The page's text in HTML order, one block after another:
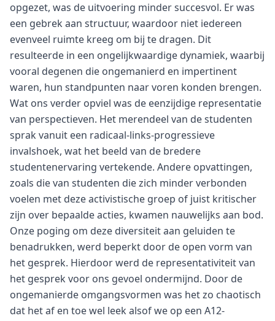
opgezet, was de uitvoering minder succesvol. Er was
een gebrek aan structuur, waardoor niet iedereen
evenveel ruimte kreeg om bij te dragen. Dit
resulteerde in een ongelijkwaardige dynamiek, waarbij
vooral degenen die ongemanierd en impertinent
waren, hun standpunten naar voren konden brengen.
Wat ons verder opviel was de eenzijdige representatie
van perspectieven. Het merendeel van de studenten
sprak vanuit een radicaal-links-progressieve
invalshoek, wat het beeld van de bredere
studentenervaring vertekende. Andere opvattingen,
zoals die van studenten die zich minder verbonden
voelen met deze activistische groep of juist kritischer
zijn over bepaalde acties, kwamen nauwelijks aan bod.
Onze poging om deze diversiteit aan geluiden te
benadrukken, werd beperkt door de open vorm van
het gesprek. Hierdoor werd de representativiteit van
het gesprek voor ons gevoel ondermijnd. Door de
ongemanierde omgangsvormen was het zo chaotisch
dat het af en toe wel leek alsof we op een A12-